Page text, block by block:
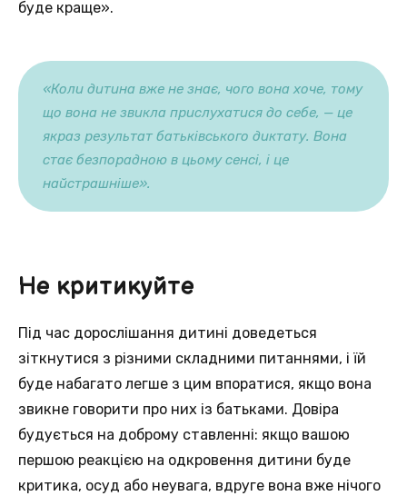
буде краще».
«Коли дитина вже не знає, чого вона хоче, тому
що вона не звикла прислухатися до себе, — це
якраз результат батьківського диктату. Вона
стає безпорадною в цьому сенсі, і це
найстрашніше».
Не критикуйте
Під час дорослішання дитині доведеться
зіткнутися з різними складними питаннями, і їй
буде набагато легше з цим впоратися, якщо вона
звикне говорити про них із батьками. Довіра
будується на доброму ставленні: якщо вашою
першою реакцією на одкровення дитини буде
критика, осуд або неувага, вдруге вона вже нічого